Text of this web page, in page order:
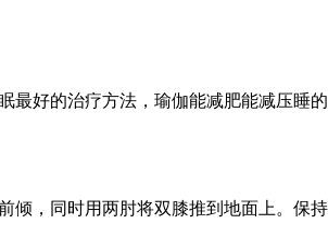
好的治疗方法，瑜伽能减肥能减压睡的
，同时用两肘将双膝推到地面上。保持